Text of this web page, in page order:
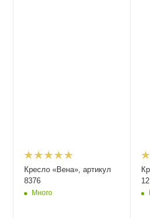
Кресло «Вена», артикул
8376
Много